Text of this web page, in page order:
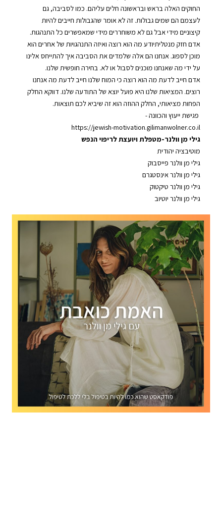
החוקים האלה בראש ובראשונה חלים עליהם. כמו לסביבה, גם
לעצמם הם שמים גבולות. זה לא אומר שהגבולות חייבים להיות
קיצוניים מידי אבל גם לא משוחררים מידי שמאפשרים כל התנהגות.
אדם חזק מנטליתיודע מה הוא רוצה ואיזה התנהגויות של אחרים הוא
מוכן לספוג. אנחנו הם אלה שלמדים את הסביבה איך להתייחס אלינו
על ידי מה שאנחנו מוכנים לסבול או לא. בחירה חופשית שלנו.
אדם חייב לדעת מה הוא רוצה כי המוח שלנו חייב לדעת מה אנחנו
רוצים. המציאות שלנו היא פועל יוצא של התודעה שלנו. דווקא החלק
הפחות מציאותי, החלק ההוזה הוא זה שיביא לכם תוצאות.
⁠⁠⁠⁠⁠⁠⁠⁠⁠⁠⁠פגישת ייעוץ והכוונה - ⁠⁠⁠⁠⁠⁠⁠⁠⁠⁠⁠⁠⁠⁠⁠⁠⁠⁠⁠⁠⁠⁠
⁠⁠⁠⁠⁠⁠⁠⁠⁠⁠⁠⁠⁠⁠⁠⁠⁠⁠⁠⁠⁠⁠https://jewish-motivation.gilimanwolner.co.il⁠
גילי מן וולנר⁠-⁠⁠מטפלת ויועצת לריפוי הנפש⁠⁠
⁠⁠⁠⁠⁠⁠⁠⁠⁠⁠⁠⁠⁠⁠⁠⁠⁠⁠⁠⁠⁠⁠⁠⁠⁠מוטיבציה יהודית⁠⁠⁠⁠⁠⁠⁠⁠⁠⁠⁠⁠⁠⁠⁠⁠⁠⁠⁠⁠⁠⁠⁠⁠⁠
⁠⁠⁠⁠⁠⁠⁠⁠⁠⁠⁠⁠⁠⁠⁠⁠⁠⁠⁠⁠⁠⁠⁠⁠⁠גילי מן וולנר פייסבוק⁠⁠⁠⁠⁠⁠⁠⁠⁠⁠⁠⁠⁠⁠⁠⁠⁠⁠⁠⁠⁠⁠⁠⁠⁠
⁠⁠⁠⁠⁠⁠⁠⁠⁠⁠⁠⁠⁠⁠⁠⁠⁠⁠⁠⁠⁠⁠⁠⁠⁠גילי מן וולנר אינסטגרם⁠⁠⁠⁠⁠⁠⁠⁠⁠⁠⁠⁠⁠⁠⁠⁠⁠⁠⁠⁠⁠⁠⁠⁠
⁠⁠⁠⁠⁠⁠⁠⁠⁠⁠⁠⁠⁠⁠⁠⁠⁠⁠⁠⁠⁠⁠⁠⁠⁠גילי מן וולנר טיקטוק⁠⁠⁠⁠⁠⁠⁠⁠⁠⁠⁠⁠⁠⁠⁠⁠⁠⁠⁠⁠⁠⁠⁠⁠⁠
⁠⁠⁠⁠⁠⁠⁠⁠⁠⁠⁠⁠⁠⁠⁠⁠⁠⁠⁠⁠⁠⁠⁠⁠גילי מן וולנר יוטיוב⁠⁠⁠⁠⁠⁠⁠⁠⁠⁠⁠⁠⁠⁠⁠⁠⁠⁠⁠⁠⁠⁠⁠⁠⁠